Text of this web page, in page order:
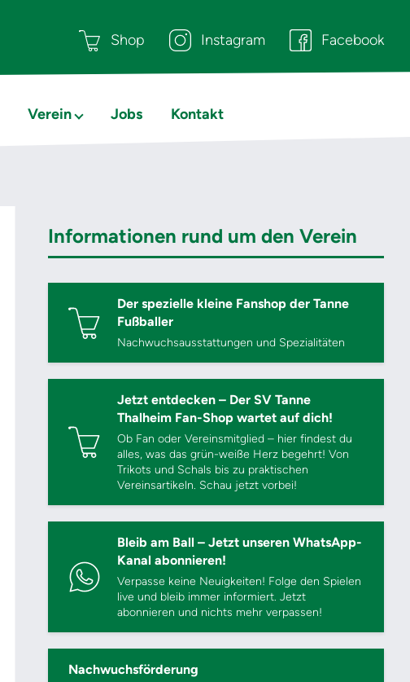
Shop Instagram Facebook
Verein Jobs Kontakt
Informationen rund um den Verein
Der spezielle kleine Fanshop der Tanne
Fußballer
Nachwuchsausstattungen und Spezialitäten
Jetzt entdecken – Der SV Tanne
Thalheim Fan-Shop wartet auf dich!
Ob Fan oder Vereinsmitglied – hier findest du
alles, was das grün-weiße Herz begehrt! Von
Trikots und Schals bis zu praktischen
Vereinsartikeln. Schau jetzt vorbei!
Bleib am Ball – Jetzt unseren WhatsApp-
Kanal abonnieren!
Verpasse keine Neuigkeiten! Folge den Spielen
live und bleib immer informiert. Jetzt
abonnieren und nichts mehr verpassen!
Nachwuchsförderung